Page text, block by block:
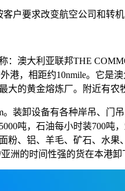
客户要求改变航空公司和转
：澳大利亚联邦THE
港，相距约10nmile。它是
大的黄金熔炼厂。附近有
。装卸设备有各种岸吊、门
吨，石油每小时装700吨
粉、铝、羊毛、矿石、水
洲的时间性强的货在本港卸